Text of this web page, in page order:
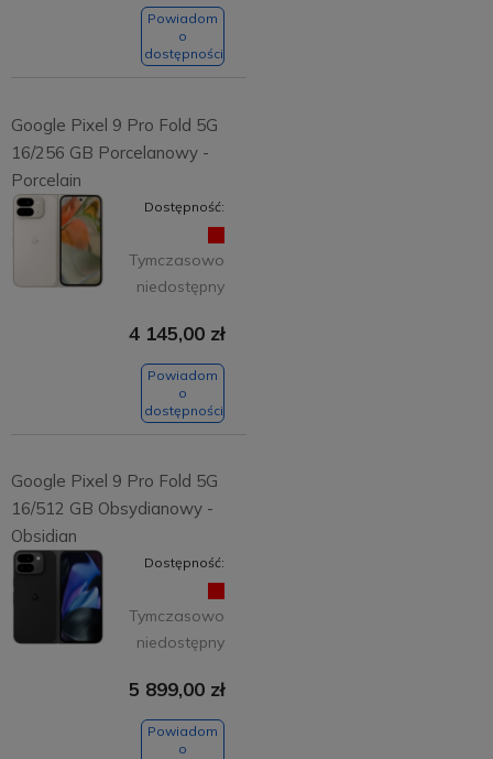
Powiadom
o
dostępności
Google Pixel 9 Pro Fold 5G
16/256 GB Porcelanowy -
Porcelain
Dostępność:
Tymczasowo
niedostępny
4 145,00 zł
Powiadom
o
dostępności
Google Pixel 9 Pro Fold 5G
16/512 GB Obsydianowy -
Obsidian
Dostępność:
Tymczasowo
niedostępny
5 899,00 zł
Powiadom
o